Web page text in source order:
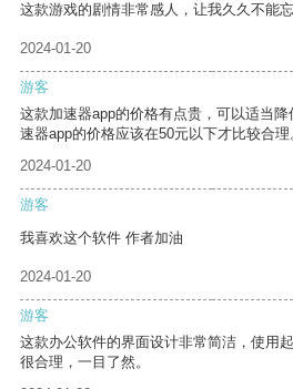
这款游戏的剧情非常感人，让我久久不能忘
2024-01-20
游客
这款加速器app的价格有点贵，可以适当
速器app的价格应该在50元以下才比较合理
2024-01-20
游客
我喜欢这个软件 作者加油
2024-01-20
游客
这款办公软件的界面设计非常简洁，使用
很合理，一目了然。